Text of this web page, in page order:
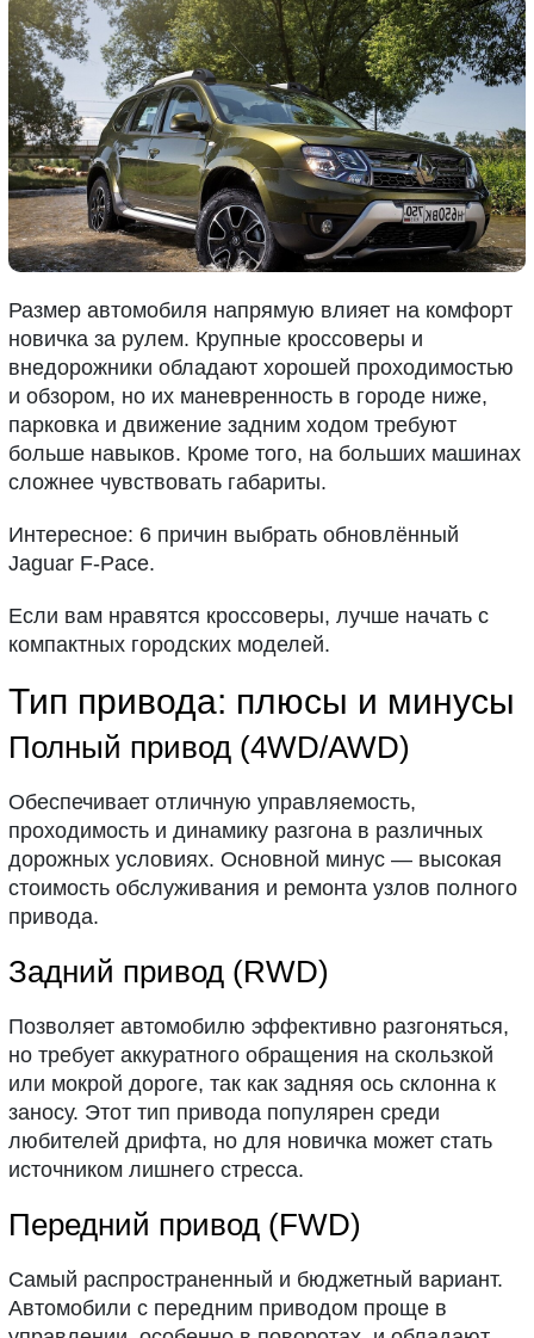
Размер автомобиля напрямую влияет на комфорт
новичка за рулем. Крупные кроссоверы и
внедорожники обладают хорошей проходимостью
и обзором, но их маневренность в городе ниже,
парковка и движение задним ходом требуют
больше навыков. Кроме того, на больших машинах
сложнее чувствовать габариты.
Интересное: 6 причин выбрать обновлённый
Jaguar F-Pace.
Если вам нравятся кроссоверы, лучше начать с
компактных городских моделей.
Тип привода: плюсы и минусы
Полный привод (4WD/AWD)
Обеспечивает отличную управляемость,
проходимость и динамику разгона в различных
дорожных условиях. Основной минус — высокая
стоимость обслуживания и ремонта узлов полного
привода.
Задний привод (RWD)
Позволяет автомобилю эффективно разгоняться,
но требует аккуратного обращения на скользкой
или мокрой дороге, так как задняя ось склонна к
заносу. Этот тип привода популярен среди
любителей дрифта, но для новичка может стать
источником лишнего стресса.
Передний привод (FWD)
Самый распространенный и бюджетный вариант.
Автомобили с передним приводом проще в